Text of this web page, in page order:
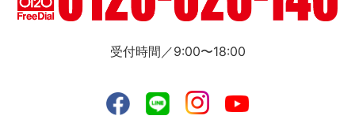
受付時間／9:00〜18:00